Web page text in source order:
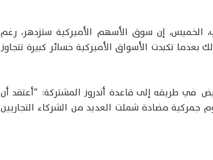
الخميس، إن سوق الأسهم الأميركية ستزدهر، رغم
بعدما تكبدت الأسواق الأميركية خسائر كبيرة تتجاوز
في طريقه إلى قاعدة أندروز المشتركة: “أعتقد أن
جمركية مضادة شملت العديد من الشركاء التجاريين